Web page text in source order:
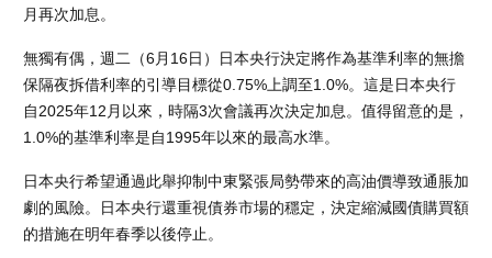
月再次加息。
無獨有偶，週二（6月16日）日本央行決定將作為基準利率的無擔
保隔夜拆借利率的引導目標從0.75%上調至1.0%。這是日本央行
自2025年12月以來，時隔3次會議再次決定加息。值得留意的是，
1.0%的基準利率是自1995年以來的最高水準。
日本央行希望通過此舉抑制中東緊張局勢帶來的高油價導致通脹加
劇的風險。日本央行還重視債券市場的穩定，決定縮減國債購買額
的措施在明年春季以後停止。